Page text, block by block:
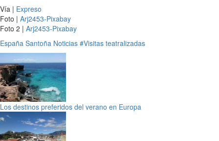
Vía | Expreso
Foto | Arj2453-Pixabay
Foto 2 | Arj2453-Pixabay
España Santoña Noticias #Visitas teatralizadas
Los destinos preferidos del verano en Europa